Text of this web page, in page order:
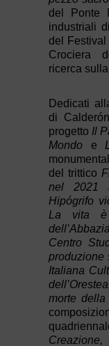
del Ponte
industriali
del Festival
Crociera
ricerca
Dedicati
di
progetto Il
Mondo e
del trittico
nel 2021
Hipógrifo
La vita è
Centro
produzione
Italiana
morte della